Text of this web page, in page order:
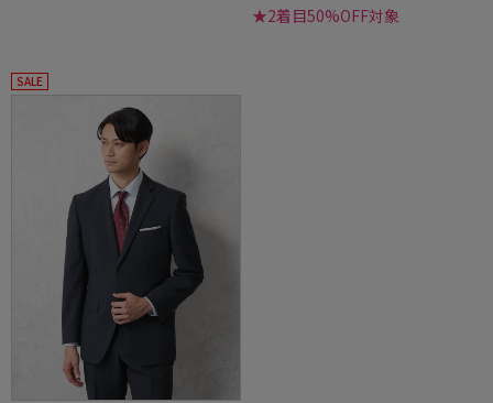
★2着目50%OFF対象
SALE